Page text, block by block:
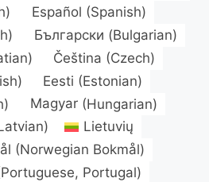
) Español (Spanish)
) Български (Bulgarian)
) Čeština (Czech)
) Eesti (Estonian)
) Magyar(Hungarian)
)
Lietuvių
(Norwegian Bokmål)
Portuguese, Portugal)